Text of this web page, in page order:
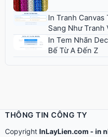
In Tranh Canvas
Sang Như Tranh
In Tem Nhãn
Bế Từ A Đến Z
THÔNG TIN CÔNG TY
Copyright InLayLien.com - in